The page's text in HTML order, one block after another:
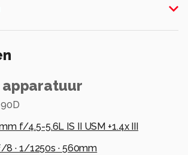
f/4.5-5.6L IS II USM +1.4x III
8 · 1/1250s · 560mm